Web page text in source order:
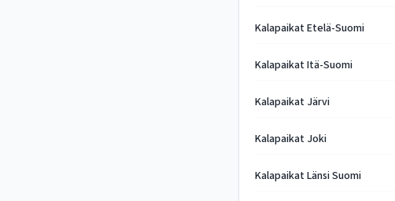
Kalapaikat Etelä-Suomi
Kalapaikat Itä-Suomi
Kalapaikat Järvi
Kalapaikat Joki
Kalapaikat Länsi Suomi